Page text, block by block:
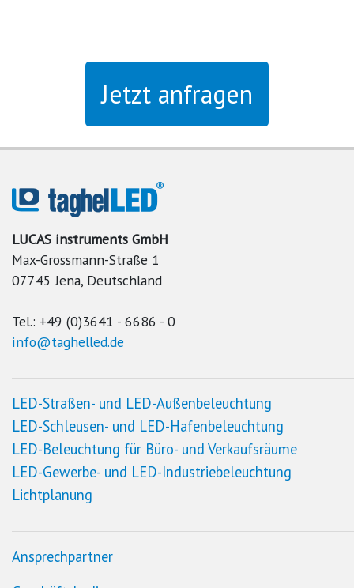
Jetzt anfragen
LUCAS instruments GmbH
Max-Grossmann-Straße 1
07745 Jena, Deutschland
Tel.: +49 (0)3641 - 6686 - 0
info@taghelled.de
LED-Straßen- und LED-Außenbeleuchtung
LED-Schleusen- und LED-Hafenbeleuchtung
LED-Beleuchtung für Büro- und Verkaufsräume
LED-Gewerbe- und LED-Industriebeleuchtung
Lichtplanung
Ansprechpartner